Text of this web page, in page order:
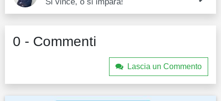
0 - Commenti
Lascia un Commento